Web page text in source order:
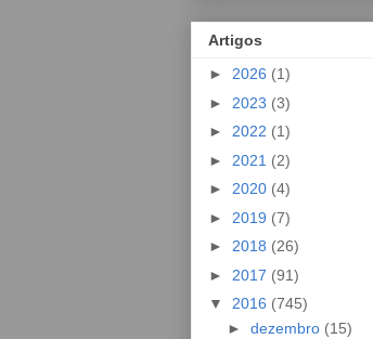
Artigos
► 2026 (1)
► 2023 (3)
► 2022 (1)
► 2021 (2)
► 2020 (4)
► 2019 (7)
► 2018 (26)
► 2017 (91)
▼ 2016 (745)
► dezembro (15)